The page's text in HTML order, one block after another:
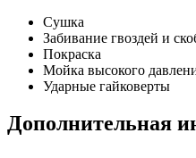
Сушка
Забивание гвоздей и
Покраска
Мойка высокого
Ударные гайковерты
Дополнительная